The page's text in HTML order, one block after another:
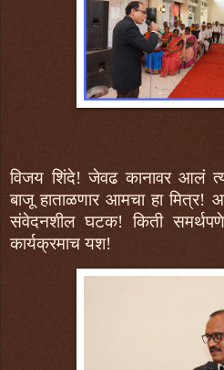
विजय शिंदे! जेवढ कानावर आलं
बाजू हाताळणार आमचा हा मित्र!
संवेदनशील घटक! किती
कार्यक्रमाच यश!